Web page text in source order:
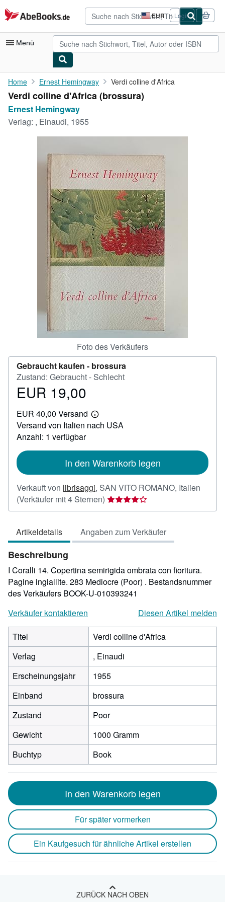
Zum Hauptinhalt
AbeBooks.de EUR
Seite
der
Einkaufseinstellungen.
Login
Menü
Nutzerkonto
Meine Bestellungen
Antiquarische Bücher
Kunst & Sammlerstücke
Verkäufer werden
SCHLIESSEN
Home Ernest Hemingway Verdi colline d'Africa
Verdi colline d'Africa (brossura)
Ernest Hemingway
Verlag: , Einaudi, 1955
Foto des Verkäufers
Gebraucht kaufen - brossura
Zustand: Gebraucht - Schlecht
Preis
19,00
EUR 19,00
EUR 40,00 Versand
Weitere
Informationen
Versand von Italien nach USA
Anzahl: 1 verfügbar
In den Warenkorb legen
Verkauft von librisaggi, SAN VITO ROMANO, Italien
(Verkäufer mit 4 Sternen) Verkäuferbewertung
4
5
Sternen
Artikeldetails Angaben zum Verkäufer
Beschreibung
I Coralli 14. Copertina semirigida ombrata con fioritura.
Pagine ingiallite. 283 Mediocre (Poor) . Bestandsnummer
des Verkäufers BOOK-U-010393241
Verkäufer kontaktieren
Diesen Artikel melden
Titel
Verdi colline d'Africa
Verlag
, Einaudi
Erscheinungsjahr
1955
Einband
brossura
Zustand
Poor
Gewicht
1000 Gramm
Buchtyp
Book
In den Warenkorb legen
Für später vormerken
Ein Kaufgesuch für ähnliche Artikel erstellen
ZURÜCK NACH OBEN